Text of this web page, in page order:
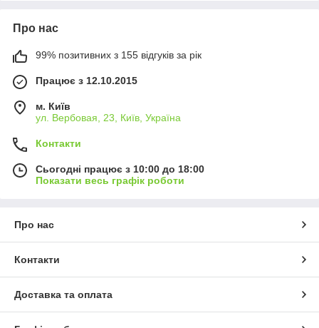
Про нас
99% позитивних з 155 відгуків за рік
Працює з 12.10.2015
м. Київ
ул. Вербовая, 23, Київ, Україна
Контакти
Сьогодні працює з 10:00 до 18:00
Показати весь графік роботи
Про нас
Контакти
Доставка та оплата